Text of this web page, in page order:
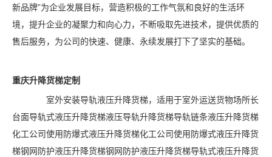
新品牌”为企业发展目标，营造积极的工作气氛和良好的生活环
境，提升企业的凝聚力和向心力，不断吸取先进技术，提供优质的
售后服务，为公司的快速、健康、永续发展打下了坚实的基础。
重庆升降货梯定制
室外安装导轨液压升降货梯，适用于室外运送货物场所长
台面导轨式液压升降货梯液压导轨升降货梯导轨链条液压升降货梯
化工公司使用防爆式液压升降货梯化工公司使用防爆式液压升降货
梯钢网防护液压升降货梯钢网防护液压升降货梯导轨式液压升降货